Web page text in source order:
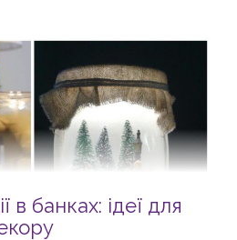
в банках: ідеї для